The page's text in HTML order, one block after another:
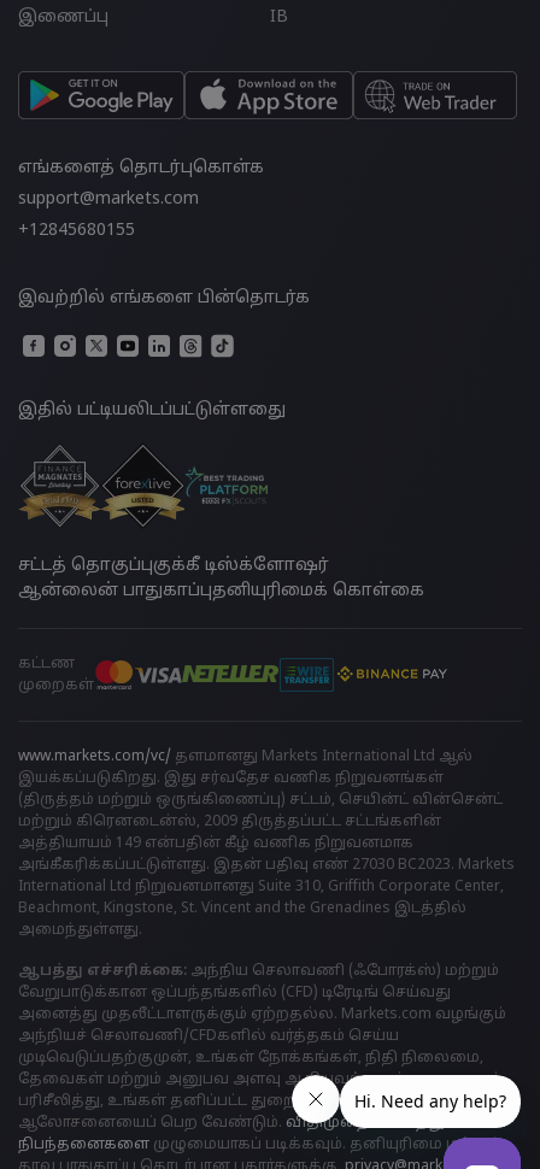
இணைப்பு
IB
எங்களைத் தொடர்புகொள்க
support@markets.com
+12845680155
இவற்றில் எங்களை பின்தொடர்க
இதில் பட்டியலிடப்பட்டுள்ளதுை
சட்டத் தொகுப்புகுக்கீ டிஸ்க்ளோஷர்
ஆன்லைன் பாதுகாப்புதனியுரிமைக் கொள்கை
கட்டண
முறைகள்
www.markets.com/vc/ தளமானது Markets International Ltd ஆல்
இயக்கப்படுகிறது. இது சர்வதேச வணிக நிறுவனங்கள்
(திருத்தம் மற்றும் ஒருங்கிணைப்பு) சட்டம், செயின்ட் வின்சென்ட்
மற்றும் கிரெனடைன்ஸ், 2009 திருத்தப்பட்ட சட்டங்களின்
அத்தியாயம் 149 என்பதின் கீழ் வணிக நிறுவனமாக
அங்கீகரிக்கப்பட்டுள்ளது. இதன் பதிவு எண் 27030 BC2023. Markets
International Ltd நிறுவனமானது Suite 310, Griffith Corporate Center,
Beachmont, Kingstone, St. Vincent and the Grenadines இடத்தில்
அமைந்துள்ளது.
ஆபத்து எச்சரிக்கை: அந்நிய செலாவணி (ஃபோரக்ஸ்) மற்றும்
வேறுபாடுக்கான ஒப்பந்தங்களில் (CFD) டிரேடிங் செய்வது
அனைத்து முதலீட்டாளருக்கும் ஏற்றதல்ல. Markets.com வழங்கும்
அந்நியச் செலாவணி/CFDகளில் வர்த்தகம் செய்ய
முடிவெடுப்பதற்குமுன், உங்கள் நோக்கங்கள், நிதி நிலைமை,
தேவைகள் மற்றும் அனுபவ அளவு ஆகியவற்றைக் கவனமாகப்
பரிசீலித்து, உங்கள் தனிப்பட்ட துறைசார் நிபுணரின்
ஆலோசனையைப் பெற வேண்டும். விதிமுறைகள் மற்றும்
நிபந்தனைகளை முழுமையாகப் படிக்கவும். தனியுரிமை மற்றும்